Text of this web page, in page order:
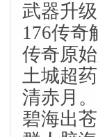
武器升
176传奇
传奇原
土城超
清赤月
碧海出